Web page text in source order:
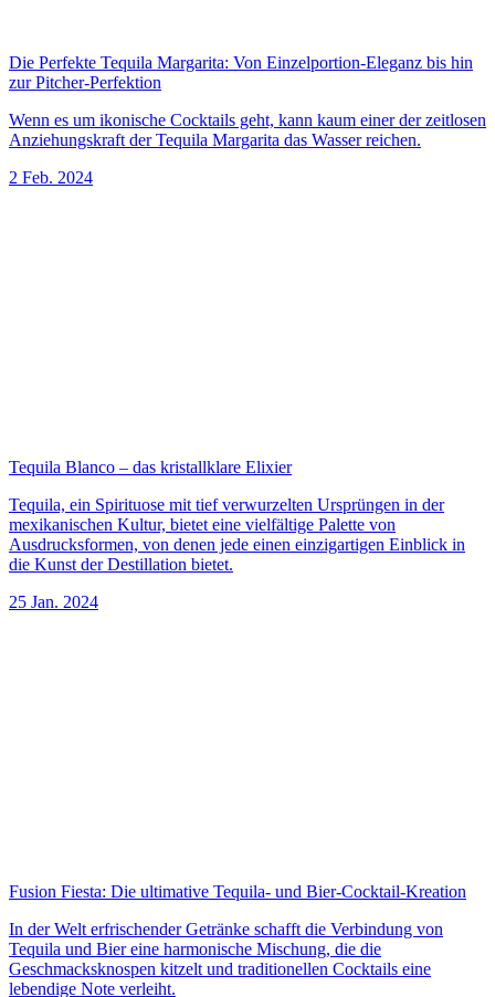
Die Perfekte Tequila Margarita: Von Einzelportion-Eleganz bis hin
zur Pitcher-Perfektion
Wenn es um ikonische Cocktails geht, kann kaum einer der zeitlosen
Anziehungskraft der Tequila Margarita das Wasser reichen.
2 Feb. 2024
Tequila Blanco – das kristallklare Elixier
Tequila, ein Spirituose mit tief verwurzelten Ursprüngen in der
mexikanischen Kultur, bietet eine vielfältige Palette von
Ausdrucksformen, von denen jede einen einzigartigen Einblick in
die Kunst der Destillation bietet.
25 Jan. 2024
Fusion Fiesta: Die ultimative Tequila- und Bier-Cocktail-Kreation
In der Welt erfrischender Getränke schafft die Verbindung von
Tequila und Bier eine harmonische Mischung, die die
Geschmacksknospen kitzelt und traditionellen Cocktails eine
lebendige Note verleiht.